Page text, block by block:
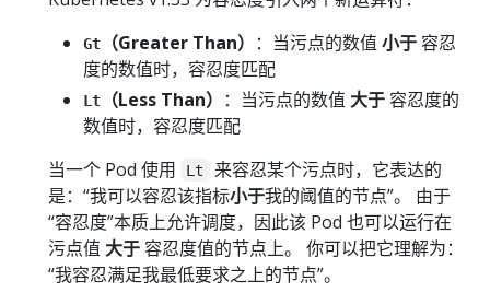
Gt （Greater Than） ：当污点的数值 小于 容忍
度的数值时，容忍度匹配
Lt （Less Than） ：当污点的数值 大于 容忍度的
数值时，容忍度匹配
当一个 Pod 使用
Lt
来容忍某个污点时，它表达的
是：“我可以容忍该指标小于我的阈值的节点”。 由于
“容忍度”本质上允许调度，因此该 Pod 也可以运行在
污点值 大于 容忍度值的节点上。 你可以把它理解为：
“我容忍满足我最低要求之上的节点”。